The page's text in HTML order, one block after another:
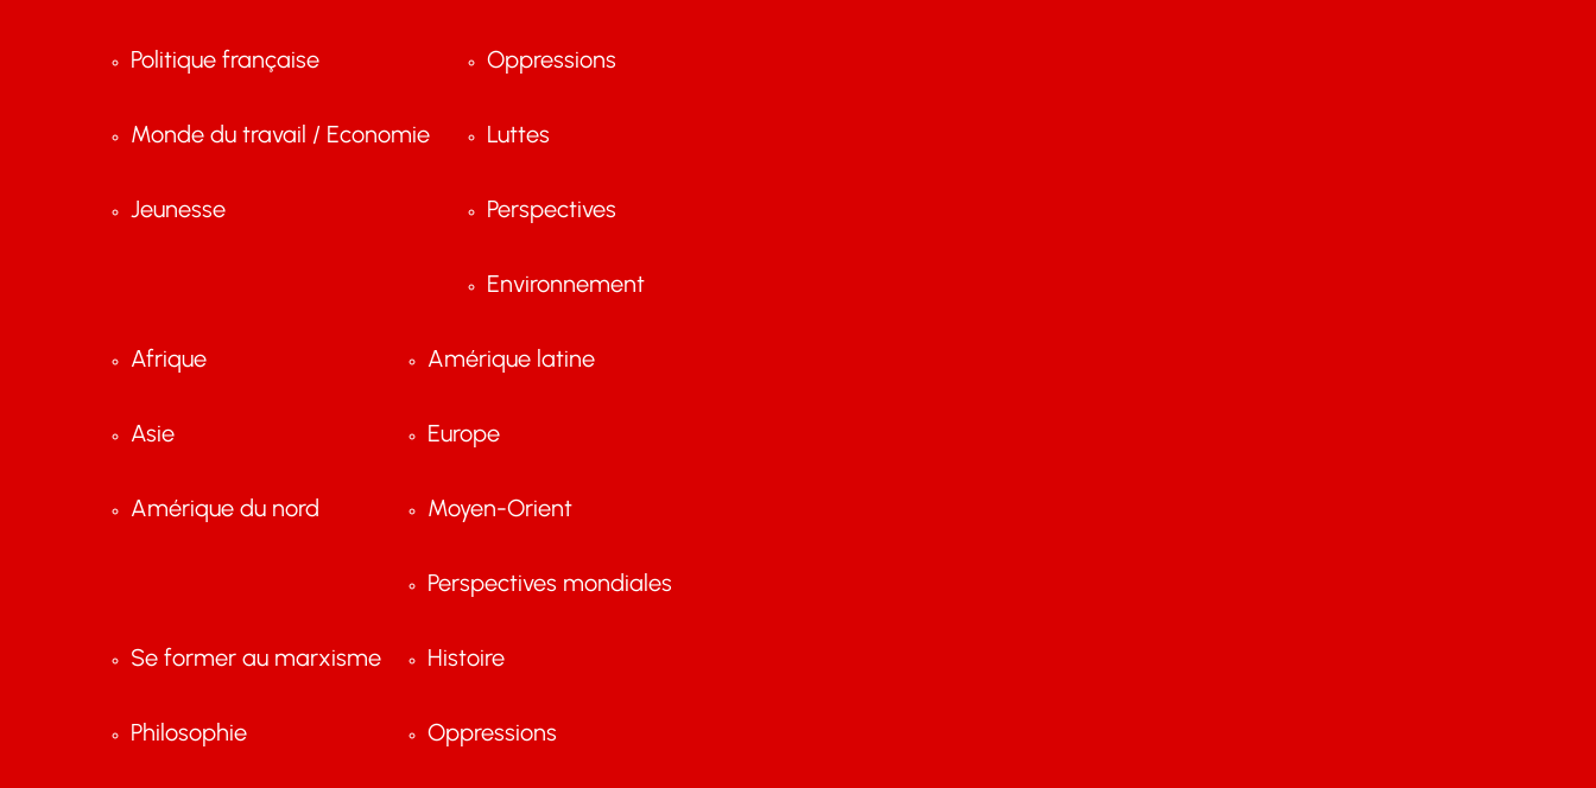
Politique française
Monde du travail / Economie
Jeunesse
Oppressions
Luttes
Perspectives
Environnement
Afrique
Asie
Amérique du nord
Amérique latine
Europe
Moyen-Orient
Perspectives mondiales
Se former au marxisme
Philosophie
Histoire
Oppressions